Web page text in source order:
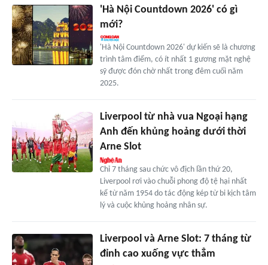
'Hà Nội Countdown 2026' có gì
mới?
'Hà Nội Countdown 2026' dự kiến sẽ là chương
trình tâm điểm, có ít nhất 1 gương mặt nghệ
sỹ được đón chờ nhất trong đêm cuối năm
2025.
Liverpool từ nhà vua Ngoại hạng
Anh đến khủng hoảng dưới thời
Arne Slot
Chỉ 7 tháng sau chức vô địch lần thứ 20,
Liverpool rơi vào chuỗi phong độ tệ hại nhất
kể từ năm 1954 do tác động kép từ bi kịch tâm
lý và cuộc khủng hoảng nhân sự.
Liverpool và Arne Slot: 7 tháng từ
đỉnh cao xuống vực thẳm